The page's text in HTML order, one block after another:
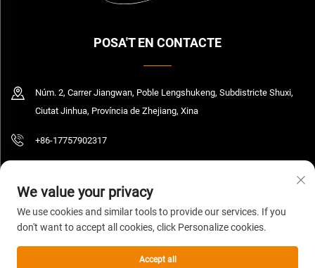
POSA'T EN CONTACTE
Núm. 2, Carrer Jiangwan, Poble Lengshukeng, Subdistricte Shuxi,
Ciutat Jinhua, Província de Zhejiang, Xina
+86-17757902317
Copyright © 2026 Zhejiang Yedi Industry And Trade Co., Ltd. Tots els drets
reservats. Política de privadesa
We value your privacy
We use cookies and similar tools to provide our services. If you
don't want to accept all cookies, click Personalize cookies.
Accept all